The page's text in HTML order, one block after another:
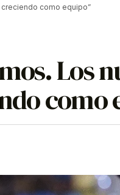
creciendo como equipo”
Los
como